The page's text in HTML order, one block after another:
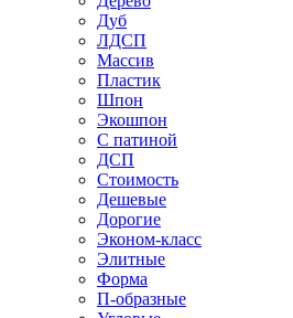
Дуб
ЛДСП
Массив
Пластик
Шпон
Экошпон
С патиной
ДСП
Стоимость
Дешевые
Дорогие
Эконом-класс
Элитные
Форма
П-образные